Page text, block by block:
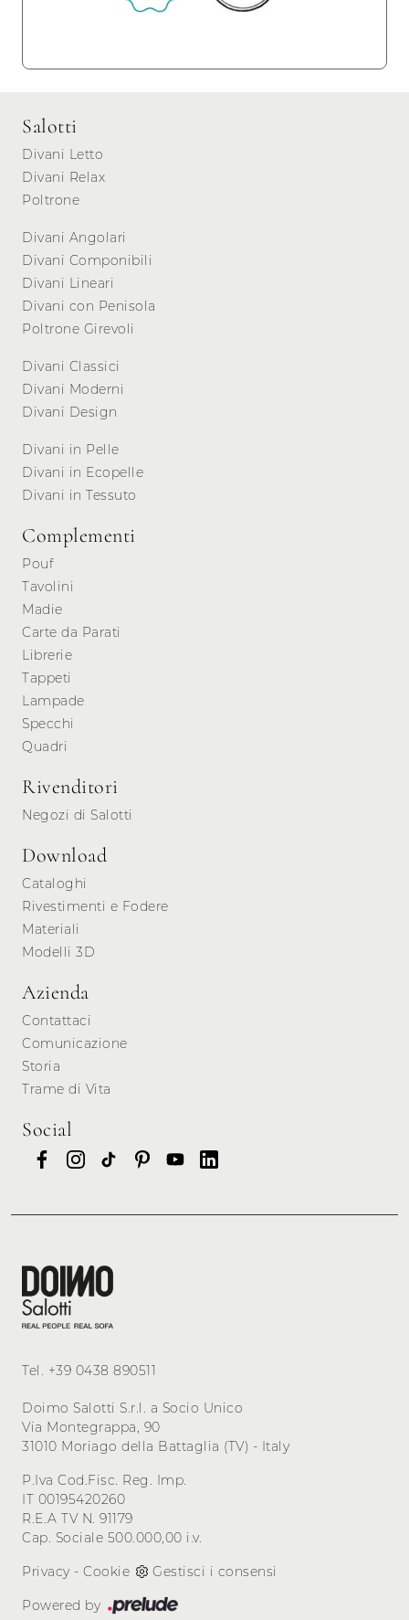
Salotti
Divani Letto
Divani Relax
Poltrone
Divani Angolari
Divani Componibili
Divani Lineari
Divani con Penisola
Poltrone Girevoli
Divani Classici
Divani Moderni
Divani Design
Divani in Pelle
Divani in Ecopelle
Divani in Tessuto
Complementi
Pouf
Tavolini
Madie
Carte da Parati
Librerie
Tappeti
Lampade
Specchi
Quadri
Rivenditori
Negozi di Salotti
Download
Cataloghi
Rivestimenti e Fodere
Materiali
Modelli 3D
Azienda
Contattaci
Comunicazione
Storia
Trame di Vita
Social
Tel. +39 0438 890511
Doimo Salotti S.r.l. a Socio Unico
Via Montegrappa, 90
31010 Moriago della Battaglia (TV) - Italy
P.Iva Cod.Fisc. Reg. Imp.
IT 00195420260
R.E.A TV N. 91179
Cap. Sociale 500.000,00 i.v.
Privacy - Cookie Gestisci i consensi
Powered by